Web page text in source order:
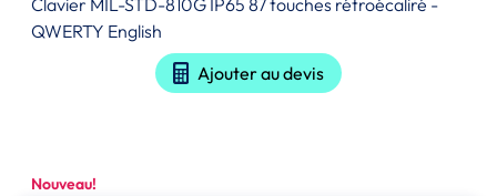
Clavier MIL-STD-810G IP65 87 touches rétroécaliré -
QWERTY English
Ajouter au devis
Nouveau!